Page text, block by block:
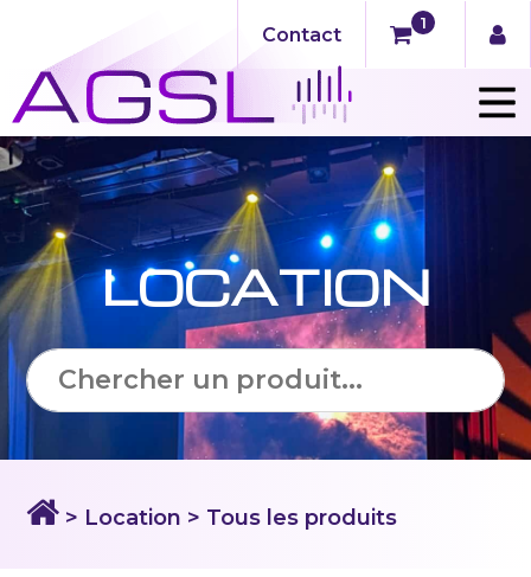
Contact
1
LOCATION
> Location > Tous les produits